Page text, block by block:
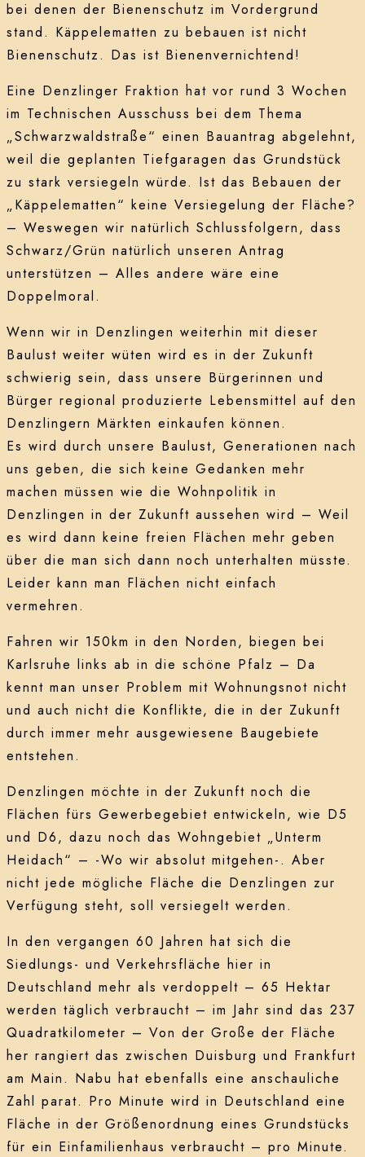
bei denen der Bienenschutz im Vordergrund
stand. Käppelematten zu bebauen ist nicht
Bienenschutz. Das ist Bienenvernichtend!
Eine Denzlinger Fraktion hat vor rund 3 Wochen
im Technischen Ausschuss bei dem Thema
„Schwarzwaldstraße“ einen Bauantrag abgelehnt,
weil die geplanten Tiefgaragen das Grundstück
zu stark versiegeln würde. Ist das Bebauen der
„Käppelematten“ keine Versiegelung der Fläche?
– Weswegen wir natürlich Schlussfolgern, dass
Schwarz/Grün natürlich unseren Antrag
unterstützen – Alles andere wäre eine
Doppelmoral.
Wenn wir in Denzlingen weiterhin mit dieser
Baulust weiter wüten wird es in der Zukunft
schwierig sein, dass unsere Bürgerinnen und
Bürger regional produzierte Lebensmittel auf den
Denzlingern Märkten einkaufen können.
Es wird durch unsere Baulust, Generationen nach
uns geben, die sich keine Gedanken mehr
machen müssen wie die Wohnpolitik in
Denzlingen in der Zukunft aussehen wird – Weil
es wird dann keine freien Flächen mehr geben
über die man sich dann noch unterhalten müsste.
Leider kann man Flächen nicht einfach
vermehren.
Fahren wir 150km in den Norden, biegen bei
Karlsruhe links ab in die schöne Pfalz – Da
kennt man unser Problem mit Wohnungsnot nicht
und auch nicht die Konflikte, die in der Zukunft
durch immer mehr ausgewiesene Baugebiete
entstehen.
Denzlingen möchte in der Zukunft noch die
Flächen fürs Gewerbegebiet entwickeln, wie D5
und D6, dazu noch das Wohngebiet „Unterm
Heidach“ – -Wo wir absolut mitgehen-. Aber
nicht jede mögliche Fläche die Denzlingen zur
Verfügung steht, soll versiegelt werden.
In den vergangen 60 Jahren hat sich die
Siedlungs- und Verkehrsfläche hier in
Deutschland mehr als verdoppelt – 65 Hektar
werden täglich verbraucht – im Jahr sind das 237
Quadratkilometer – Von der Große der Fläche
her rangiert das zwischen Duisburg und Frankfurt
am Main. Nabu hat ebenfalls eine anschauliche
Zahl parat. Pro Minute wird in Deutschland eine
Fläche in der Größenordnung eines Grundstücks
für ein Einfamilienhaus verbraucht – pro Minute.